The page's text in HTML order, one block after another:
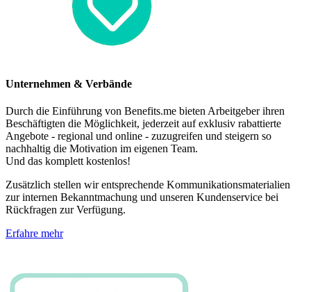
Unternehmen & Verbände
Durch die Einführung von Benefits.me bieten Arbeitgeber ihren
Beschäftigten die Möglichkeit, jederzeit auf exklusiv rabattierte
Angebote - regional und online - zuzugreifen und steigern so
nachhaltig die Motivation im eigenen Team.
Und das komplett kostenlos!
Zusätzlich stellen wir entsprechende Kommunikationsmaterialien
zur internen Bekanntmachung und unseren Kundenservice bei
Rückfragen zur Verfügung.
Erfahre mehr